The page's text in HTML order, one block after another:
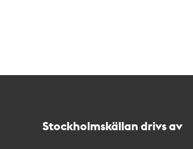
Stockholmskällan drivs av